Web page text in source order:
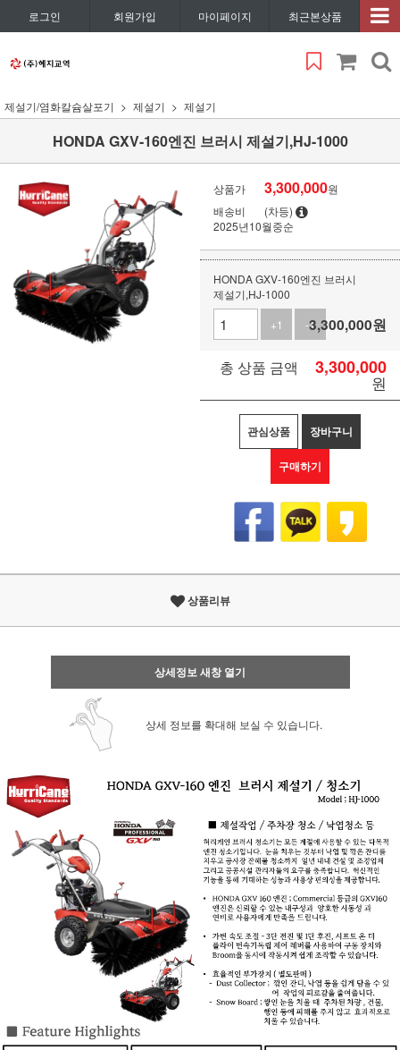
로그인 회원가입 마이페이지 최근본상품
제설기/염화칼슘살포기 제설기 제설기
HONDA GXV-160엔진 브러시 제설기,HJ-1000
상품가 3,300,000원
배송비
(차등)
2025년10월중순
HONDA GXV-160엔진 브러시
제설기,HJ-1000
+1
-13,300,000원
총 상품 금액 3,300,000
원
관심상품 장바구니
구매하기
상품리뷰
상세정보 새창 열기
상세 정보를 확대해 보실 수 있습니다.